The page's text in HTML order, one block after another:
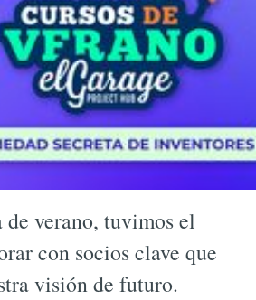
de verano, tuvimos el
con socios clave que
visión de futuro.